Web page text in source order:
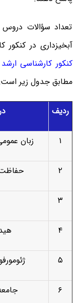
تعداد سؤالات
آبخیزداری در
کنکور کارشناسی ارشد ۱۴۰۴ علوم و مهندسی مرتع و
مطابق جدول زیر
ردیف
۱ زبان
۲
۳
۴
۵
۶